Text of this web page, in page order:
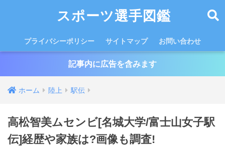
スポーツ選手図鑑
プライバシーポリシー サイトマップ お問い合わせ
記事内に広告を含みます
ホーム 陸上 駅伝
高松智美ムセンビ[名城大学/富士山女子駅
伝]経歴や家族は?画像も調査!